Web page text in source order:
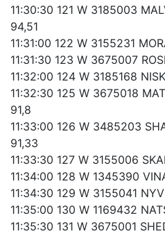
11:30:30 121 W 3185003
94,51
11:31:00 122 W 3155231
11:31:30 123 W 3675007
11:32:00 124 W 3185168
11:32:30 125 W 3675018
91,8
11:33:00 126 W 3485203
91,33
11:33:30 127 W 3155006
11:34:00 128 W 1345390
11:34:30 129 W 3155041
11:35:00 130 W 1169432
11:35:30 131 W 3675001